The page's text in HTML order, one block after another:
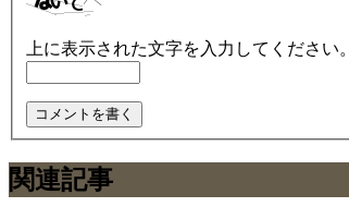
上に表示された文字を入力してください。
関連記事